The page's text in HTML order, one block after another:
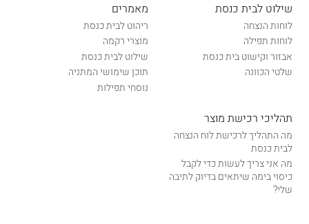
שילוט לבית כנסת
לוחות הנצחה
לוחות תפילה
אבזור וקישוט בית כנסת
שלטי הכוונה
מאמרים
ריהוט לבית כנסת
מוצרי רקמה
שילוט לבית כנסת
תוכן שימושי המתניה
נוסחי תפילות
תהליכי רכישת מוצר
מה התהליך לרכישת לוח הנצחה
לבית כנסת
מה אני צריך לעשות כדי לקבל
כיסוי בימה שיתאים בדיוק לתיבה
שלי?